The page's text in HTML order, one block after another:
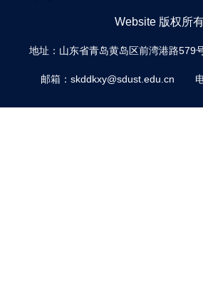
Website 版权所
地址：山东省青岛黄岛区前湾港路579
邮箱：skddkxy@sdust.edu.cn